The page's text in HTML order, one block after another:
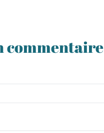
commentaire